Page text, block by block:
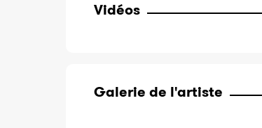
Vidéos
Galerie de l'artiste